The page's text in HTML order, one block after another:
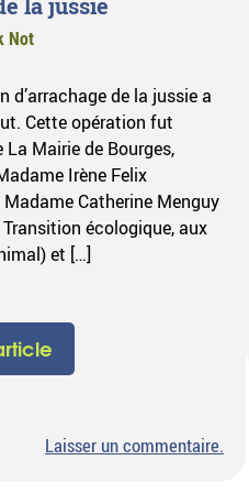
Not
d’arrachage de la jussie a
Cette opération fut
Mairie de Bourges,
Irène Felix
Catherine Menguy
écologique, aux
et […]
Laisser un commentairesur
.